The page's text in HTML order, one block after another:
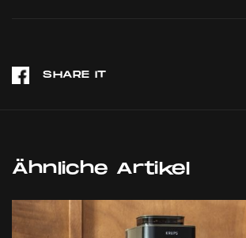
Ähnliche Artikel